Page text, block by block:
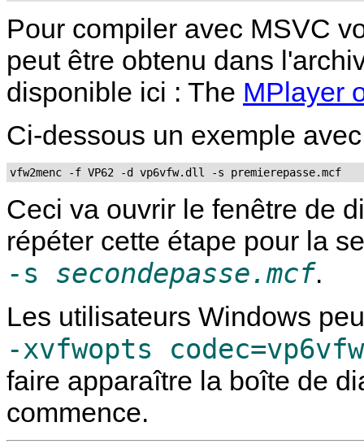
Pour compiler avec MSVC
peut être obtenu dans
disponible ici : The MPlayer
Ci-dessous un exemple
Ceci va ouvrir le fenêtre de
répéter cette étape pour la
-s secondepasse.mcf.
Les utilisateurs Windows
-xvfwopts
faire apparaître la boîte de
commence.